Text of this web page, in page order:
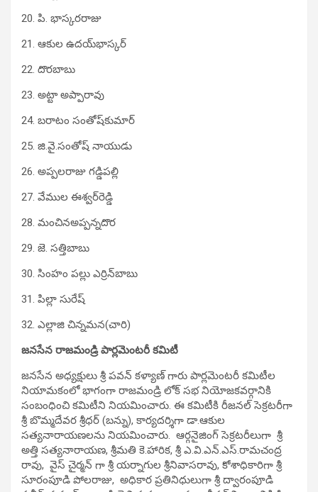
20. పి. భాస్క‌ర‌రాజు
21. ఆకుల ఉద‌య్‌భాస్క‌ర్‌
22. దొర‌బాబు
23. అట్టా అప్పారావు
24. బ‌రాటం సంతోష్‌కుమార్‌
25. జి.వై.సంతోష్ నాయుడు
26. అప్ప‌ల‌రాజు గ‌డ్డిప‌ల్లి
27. వేముల ఈశ్వ‌ర్‌రెడ్డి
28. మంచిన‌అప్ప‌న్న‌దొర
29. జె. స‌త్తిబాబు
30. సింహం ప‌ల్లు ఎర్రిన్‌బాబు
31. పిల్లా సురేష్‌
32. ఎల్లాజి చిన్న‌మ‌న‌(చారి)
జనసేన రాజమండ్రి పార్లమెంటరీ కమిటీ
జనసేన అధ్యక్షులు శ్రీ పవన్ కళ్యాణ్ గారు పార్లమెంటరీ కమిటీల
నియామకంలో భాగంగా రాజమండ్రి లోక్ సభ నియోజకవర్గానికి
సంబంధించి కమిటీని నియమించారు. ఈ కమిటీకి రీజనల్ సెక్రటరీగా
శ్రీ బొమ్మదేవర శ్రీధర్ (బన్ను), కార్యదర్శిగా డా.ఆకుల
సత్యనారాయణలను నియమించారు. ఆర్గనైజింగ్ సెక్రటరీలుగా శ్రీ
అత్తి సత్యనారాయణ, శ్రీమతి కె.హారిక, శ్రీ ఎ.వి.ఎన్.ఎస్.రామచంద్ర
రావు, వైస్ చైర్మన్ గా శ్రీ యర్నాగుల శ్రీనివాసరావు, కోశాధికారిగా శ్రీ
సూరంపూడి పోలరాజు, అధికార ప్రతినిధులుగా శ్రీ ద్వారంపూడి